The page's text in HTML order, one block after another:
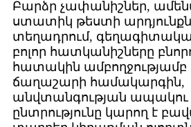
Բարձր չափանիշներ,
ստատիկ թեստի
տեղադրում,
բոլոր հատկանիշները
հատակին
ճաղաշարի համակարգին,
անվտանգության ապակու
ընտրությունը կարող է